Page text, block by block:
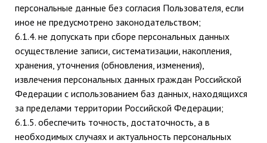
персональные данные без согласия Пользователя, если
иное не предусмотрено законодательством;
6.1.4. не допускать при сборе персональных данных
осуществление записи, систематизации, накопления,
хранения, уточнения (обновления, изменения),
извлечения персональных данных граждан Российской
Федерации с использованием баз данных, находящихся
за пределами территории Российской Федерации;
6.1.5. обеспечить точность, достаточность, а в
необходимых случаях и актуальность персональных